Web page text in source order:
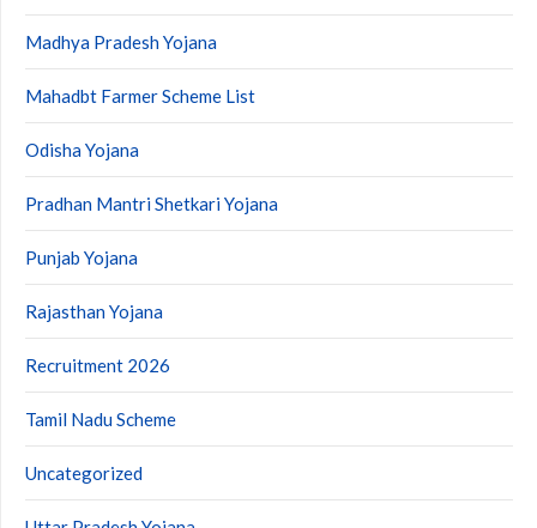
Madhya Pradesh Yojana
Mahadbt Farmer Scheme List
Odisha Yojana
Pradhan Mantri Shetkari Yojana
Punjab Yojana
Rajasthan Yojana
Recruitment 2026
Tamil Nadu Scheme
Uncategorized